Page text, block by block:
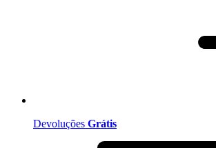
Devoluções Grátis